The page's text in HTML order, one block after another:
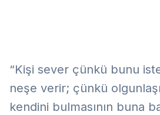
“Kişi sever çünkü bunu
neşe verir; çünkü
kendini bulmasının buna